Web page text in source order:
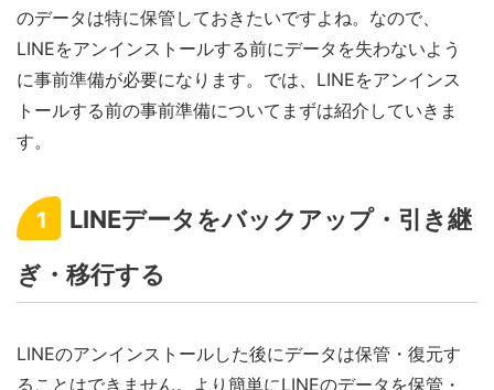
のデータは特に保管しておきたいですよね。なので、
LINEをアンインストールする前にデータを失わないよう
に事前準備が必要になります。では、LINEをアンインス
トールする前の事前準備についてまずは紹介していきま
す。
1
LINEデータをバックアップ・引き継
ぎ・移行する
LINEのアンインストールした後にデータは保管・復元す
ることはできません。より簡単にLINEのデータを保管・